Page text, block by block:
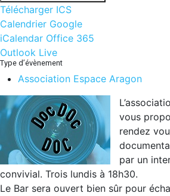
Télécharger ICS
Calendrier Google
iCalendar Office 365
Outlook Live
Type d’évènement
Association Espace Aragon
vous
rendez
par un
convivial. Trois lundis à 18h30.
Le Bar sera ouvert bien sûr pour